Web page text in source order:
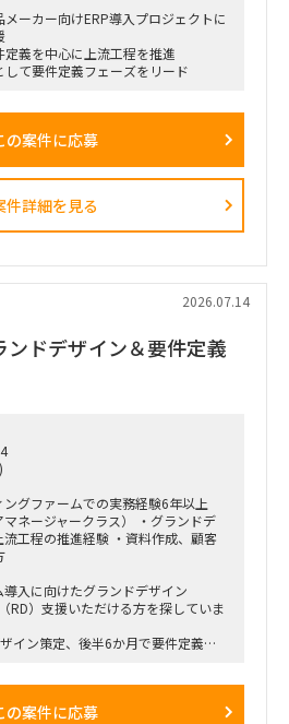
ーカー向けERP導入プロジェクトに
定義を中心に上流工程を推進
して要件定義フェーズをリード
の案件に応募
件詳細を見る
2026.07.14
ンドデザイン＆要件定義
グファームでの実務経験6年以上
マネージャークラス） ・グランドデ
工程の推進経験 ・資料作成、顧客
入に向けたグランドデザイン
RD）支援いただける方を探していま
イン策定、後半6か月で要件定義を
の案件に応募